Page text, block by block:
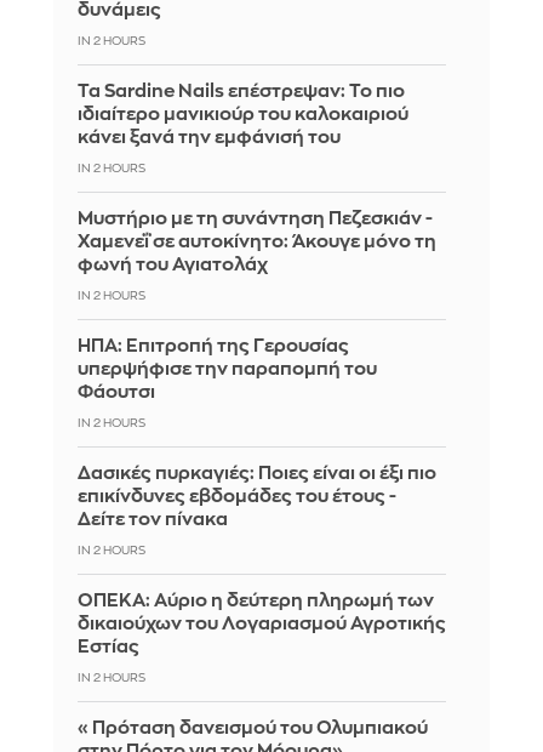
δυνάμεις
IN 2 HOURS
Τα Sardine Nails επέστρεψαν: Το πιο
ιδιαίτερο μανικιούρ του καλοκαιριού
κάνει ξανά την εμφάνισή του
IN 2 HOURS
Μυστήριο με τη συνάντηση Πεζεσκιάν -
Χαμενεΐ σε αυτοκίνητο: Άκουγε μόνο τη
φωνή του Αγιατολάχ
IN 2 HOURS
ΗΠΑ: Επιτροπή της Γερουσίας
υπερψήφισε την παραπομπή του
Φάουτσι
IN 2 HOURS
Δασικές πυρκαγιές: Ποιες είναι οι έξι πιο
επικίνδυνες εβδομάδες του έτους -
Δείτε τον πίνακα
IN 2 HOURS
ΟΠΕΚΑ: Αύριο η δεύτερη πληρωμή των
δικαιούχων του Λογαριασμού Αγροτικής
Εστίας
IN 2 HOURS
«Πρόταση δανεισμού του Ολυμπιακού